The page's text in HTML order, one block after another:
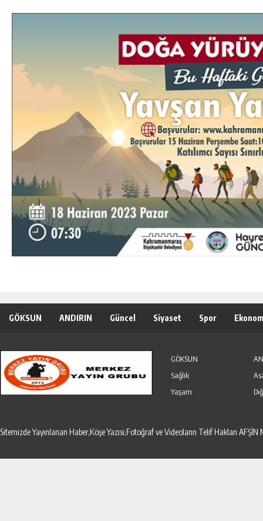
GÖKSUN ANDIRIN Güncel Siyaset Spor
GÖKSUN
Sağlık
Yaşam
Sitemizde Yayınlanan Haber,Köşe Yazısı,Fotoğraf ve Videoların Telif Hakları